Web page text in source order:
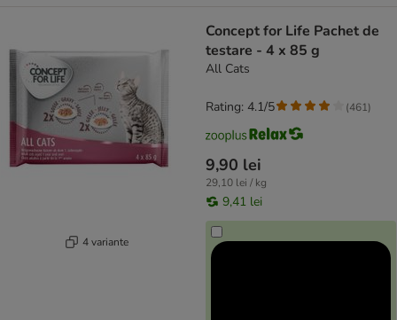
4 variante
Concept for Life Pachet de
testare - 4 x 85 g
All Cats
9,90 lei
29,10 lei / kg
9,41 lei
Rating: 4.1/5 (461)